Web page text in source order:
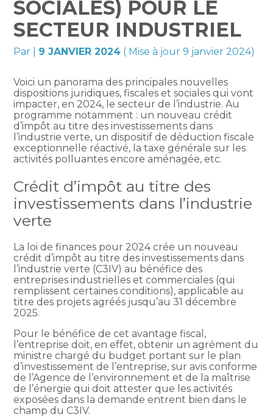
SOCIALES) POUR LE
SECTEUR INDUSTRIEL
Par 9 JANVIER 2024 ( Mise à jour 9 janvier 2024)
Voici un panorama des principales nouvelles
dispositions juridiques, fiscales et sociales qui vont
impacter, en 2024, le secteur de l’industrie. Au
programme notamment : un nouveau crédit
d’impôt au titre des investissements dans
l’industrie verte, un dispositif de déduction fiscale
exceptionnelle réactivé, la taxe générale sur les
activités polluantes encore aménagée, etc.
Crédit d’impôt au titre des
investissements dans l’industrie
verte
La loi de finances pour 2024 crée un nouveau
crédit d’impôt au titre des investissements dans
l’industrie verte (C3IV) au bénéfice des
entreprises industrielles et commerciales (qui
remplissent certaines conditions), applicable au
titre des projets agréés jusqu’au 31 décembre
2025.
Pour le bénéfice de cet avantage fiscal,
l’entreprise doit, en effet, obtenir un agrément du
ministre chargé du budget portant sur le plan
d’investissement de l’entreprise, sur avis conforme
de l’Agence de l’environnement et de la maîtrise
de l’énergie qui doit attester que les activités
exposées dans la demande entrent bien dans le
champ du C3IV.